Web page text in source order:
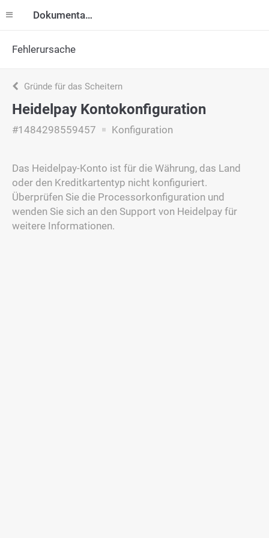
Dokumentation
Fehlerursache
Gründe für das Scheitern
Heidelpay Kontokonfiguration
#1484298559457 Konfiguration
Das Heidelpay-Konto ist für die Währung, das Land
oder den Kreditkartentyp nicht konfiguriert.
Überprüfen Sie die Processorkonfiguration und
wenden Sie sich an den Support von Heidelpay für
weitere Informationen.